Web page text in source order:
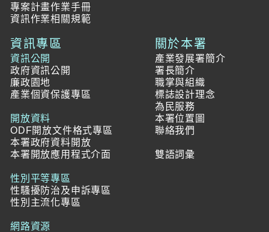
專案計畫作業手冊
資訊作業相關規範
資訊專區
資訊公開
政府資訊公開
廉政園地
產業個資保護專區
開放資料
ODF開放文件格式專區
本署政府資料開放
本署開放應用程式介面
性別平等專區
性騷擾防治及申訴專區
性別主流化專區
網路資源
關於本署
產業發展署簡介
署長簡介
職掌與組織
標誌設計理念
為民服務
本署位置圖
聯絡我們
雙語詞彙